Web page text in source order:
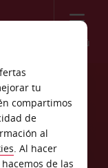
Menú
South
tu
compartimos
de
al
. Al hacer
de las